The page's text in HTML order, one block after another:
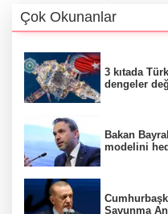
Çok Okunanlar
3 kıtada
dengeler
Bakan
modelini
Savunma